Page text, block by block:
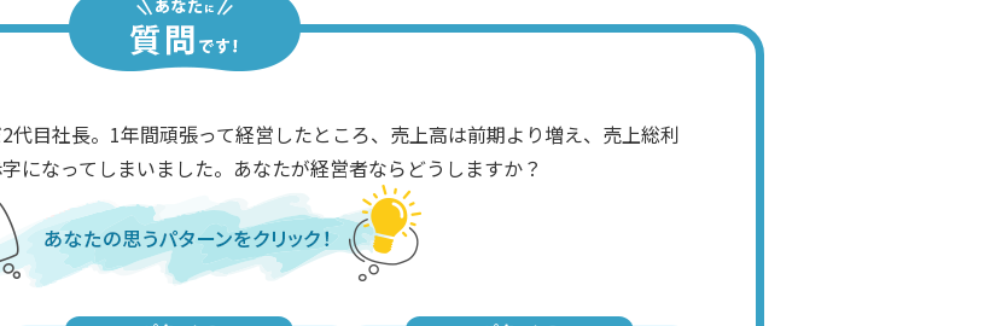
代目社長。1年間頑張って経営したところ、売上高は前期より増え、売上総利
になってしまいました。あなたが経営者ならどうしますか？